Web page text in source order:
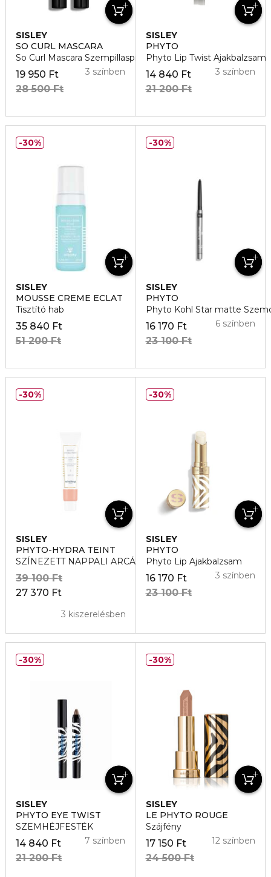
SISLEY
SO CURL MASCARA
So Curl Mascara Szempillaspirál
19 950 Ft
28 500 Ft
3 színben
SISLEY
PHYTO
Phyto Lip Twist Ajakbalzsam
14 840 Ft
21 200 Ft
3 színben
SISLEY
MOUSSE CRÉME ECLAT
Tisztító hab
35 840 Ft
51 200 Ft
30%
SISLEY
PHYTO
Phyto Kohl Star matte
16 170 Ft
23 100 Ft
6 színben
30%
SISLEY
PHYTO-HYDRA TEINT
SZÍNEZETT NAPPALI ARCÁPOLÓ
27 370 Ft
39 100 Ft
3 kiszerelésben
30%
SISLEY
PHYTO
Phyto Lip Ajakbalzsam
16 170 Ft
23 100 Ft
3 színben
30%
SISLEY
PHYTO EYE TWIST
SZEMHÉJFESTÉK
14 840 Ft
21 200 Ft
7 színben
30%
SISLEY
LE PHYTO ROUGE
Szájfény
17 150 Ft
24 500 Ft
12 színben
30%